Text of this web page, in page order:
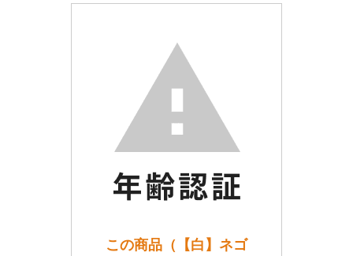
この商品（【白】ネゴ